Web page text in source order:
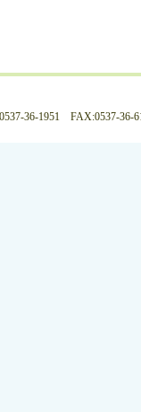
36-1951 FAX:0537-36-